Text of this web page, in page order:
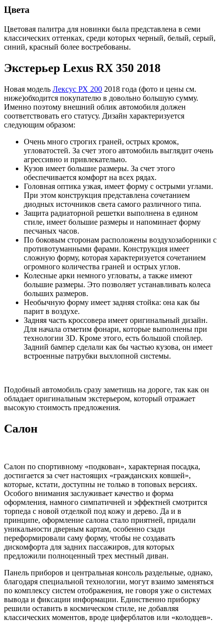
Цвета
Цветовая палитра для новинки была представлена в семи
классических оттенках, среди которых черный, белый, серый,
синий, красный более востребованы.
Экстерьер Lexus RX 350 2018
Новая модель Лексус РХ 200 2018 года (фото и цены см.
ниже)обходится покупателю в довольно большую сумму.
Именно поэтому внешний облик автомобиля должен
соответствовать его статусу. Дизайн характеризуется
следующим образом:
Очень много строгих граней, острых кромок,
угловатостей. За счет этого автомобиль выглядит очень
агрессивно и привлекательно.
Кузов имеет большие размеры. За счет этого
обеспечивается комфорт на всех рядах.
Головная оптика узкая, имеет форму с острыми углами.
При этом конструкция представлена сочетанием
диодных источников света самого различного типа.
Защита радиаторной решетки выполнена в едином
стиле, имеет большие размеры и напоминает форму
песчаных часов.
По боковым сторонам расположены воздухозаборники с
противотуманными фарами. Конструкция имеет
сложную форму, которая характеризуется сочетанием
огромного количества граней и острых углов.
Колесные арки немного угловаты, а также имеют
большие размеры. Это позволяет устанавливать колеса
больших размеров.
Необычную форму имеет задняя стойка: она как бы
парит в воздухе.
Задняя часть кроссовера имеет оригинальный дизайн.
Для начала отметим фонари, которые выполнены при
технологии 3D. Кроме этого, есть большой спойлер.
Задний бампер сделали как бы частью кузова, он имеет
встроенные патрубки выхлопной системы.
Подобный автомобиль сразу заметишь на дороге, так как он
обладает оригинальным экстерьером, который отражает
высокую стоимость предложения.
Салон
Салон по спортивному «подкован», характерная посадка,
достигается за счет настоящих «гражданских ковшей»,
которые, кстати, доступны не только в топовых версиях.
Особого внимания заслуживает качество и форма
оформления, намного симпатичней и эффектней смотрится
торпеда с новой отделкой под кожу и дерево. Да и в
принципе, оформление салона стало приятней, придали
уникальности дверным картам, особенно сзади
переформировали саму форму, чтобы не создавать
дискомфорта для задних пассажиров, для которых
предложили полноценный трех местный диван.
Панель приборов и центральная консоль раздельные, однако,
благодаря специальной технологии, могут взаимо заменяться
по комплексу систем отображения, не говоря уже о системах
вывода и фиксации информации. Единственно приборку
решили оставить в космическом стиле, не добавляя
классических моментов, вроде циферблатов или «колодцев».